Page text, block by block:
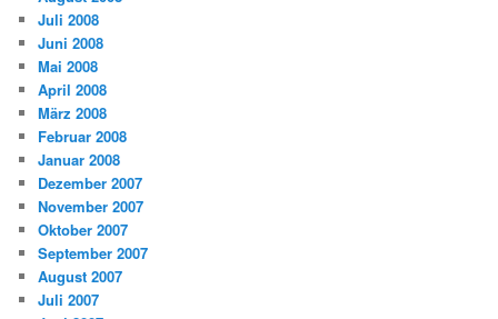
Juli 2008
Juni 2008
Mai 2008
April 2008
März 2008
Februar 2008
Januar 2008
Dezember 2007
November 2007
Oktober 2007
September 2007
August 2007
Juli 2007